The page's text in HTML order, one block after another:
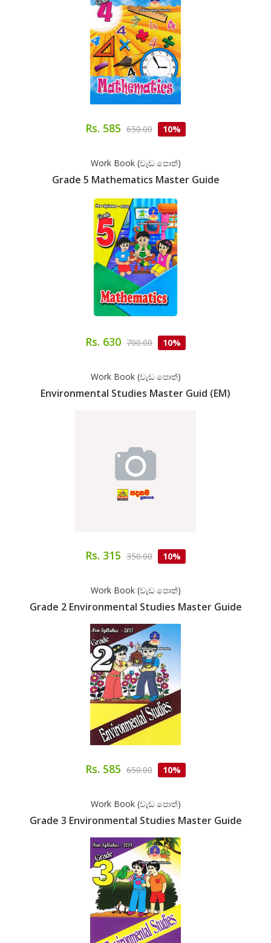
Rs. 585 650.00 10%
Work Book (වැඩ පොත්)
Grade 5 Mathematics Master Guide
Rs. 630 700.00 10%
Work Book (වැඩ පොත්)
Environmental Studies Master Guid (EM)
Rs. 315 350.00 10%
Work Book (වැඩ පොත්)
Grade 2 Environmental Studies Master Guide
Rs. 585 650.00 10%
Work Book (වැඩ පොත්)
Grade 3 Environmental Studies Master Guide